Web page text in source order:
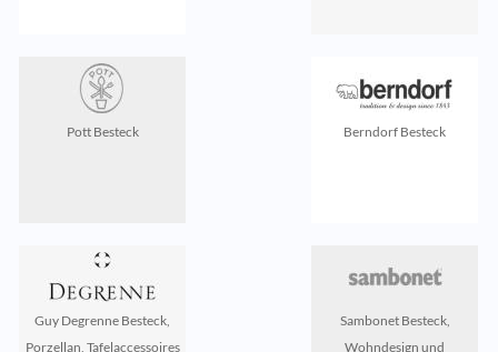
Pott Besteck Berndorf Besteck
Guy Degrenne Besteck,
Porzellan, Tafelaccessoires
Sambonet Besteck,
Wohndesign und